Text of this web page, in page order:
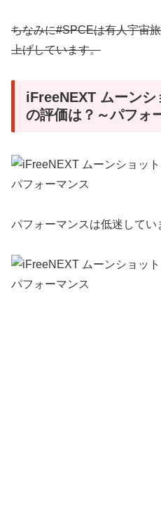
ちなみに#SPCEは有人宇宙
上げしています。
iFreeNEXT ムーンシ
の評価は？～パフォ
パフォーマンスは低迷してい